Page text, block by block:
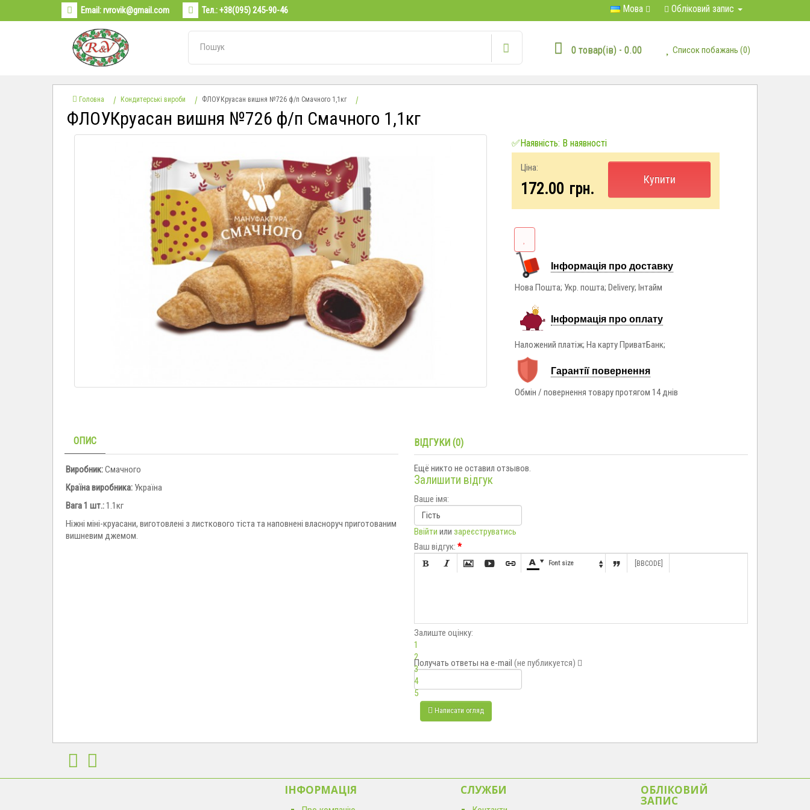
Email:rvrovik@gmail.com Тел.:+38(095) 245-90-46 Мова Обліковий запис
0 товар(ів) - 0.00 Список побажань (0)
Головна Кондитерські вироби ФЛОУКруасан вишня №726 ф/п Смачного 1,1кг
ФЛОУКруасан вишня №726 ф/п Смачного 1,1кг
✅Наявність: В наявності
Ціна:
172.00 грн.
Купити
Інформація про доставку
Нова Пошта; Укр. пошта; Delivery; Інтайм
Інформація про оплату
Наложений платіж; На карту ПриватБанк;
Гарантії повернення
Обмін / повернення товару протягом 14 днів
ОПИС
Виробник:Смачного
Країна виробника: Україна
Вага 1 шт.:1.1кг
Ніжні міні-круасани, виготовлені з листкового тіста та наповнені власноруч приготованим
вишневим джемом.
ВІДГУКИ (0)
Ещё никто не оставил отзывов.
Залишити відгук
Ваше імя:
Ввійти или зареєструватись
Ваш відгук: *

      Font size   [BBCODE]
Залиште оцінку:
1
2
3
4
5
Получать ответы на e-mail (не публикуется)
Написати огляд
ІНФОРМАЦІЯ CЛУЖБИ ОБЛІКОВИЙ
ЗАПИС